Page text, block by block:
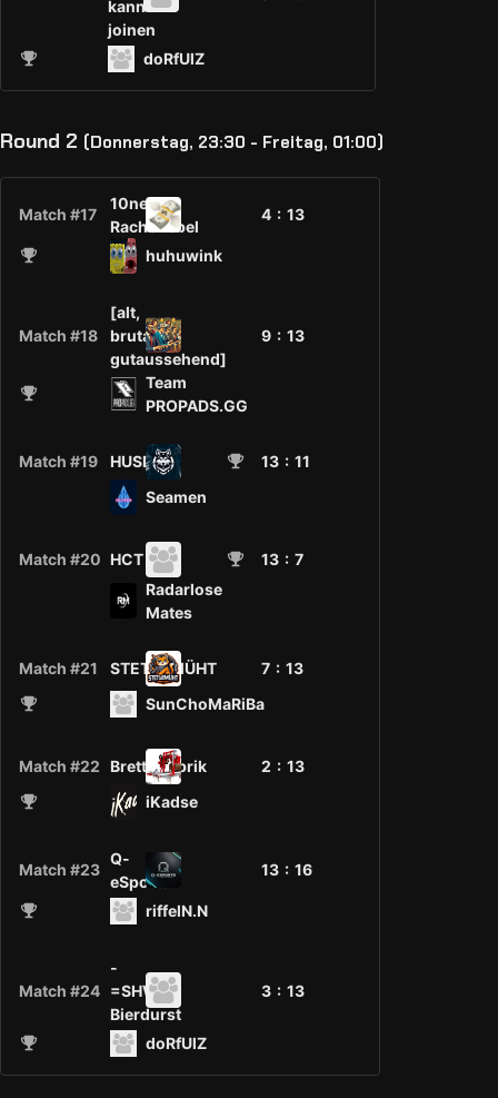
kann
joinen
doRfUlZ
Round 2 (Donnerstag, 23:30 - Freitag, 01:00)
Match #17
10ner
Rachehebel
4 : 13
huhuwink
Match #18
[alt,
brutal,
gutaussehend]
9 : 13
Team
PROPADS.GG
Match #19 HUSK.GG 13 : 11
Seamen
Match #20 HCT 13 : 7
Radarlose
Mates
Match #21 STETSBMÜHT 7 : 13
SunChoMaRiBa
Match #22 Bretterfabrik 2 : 13
iKadse
Match #23
Q-
eSports
13 : 16
riffelN.N
Match #24
-
=SHW=-
Bierdurst
3 : 13
doRfUlZ